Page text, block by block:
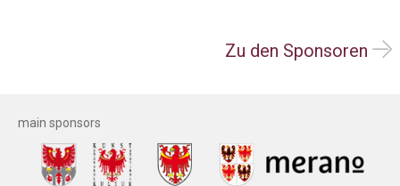
Zu den Sponsoren
main sponsors